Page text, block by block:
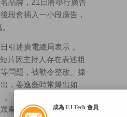
品牌，21日將舉行廣告
段會插入一小段廣告，
引述廣電總局表示，
片因主持人存在表述粗
問題，被勒令整改。據
出，姜逸磊時常爆出如
、「CAO」、「小婊子」
舉報和專家評審結果，
成為 EJ Tech 會員